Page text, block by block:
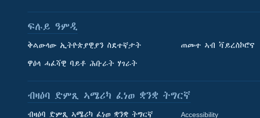
ትምህርቲ እንግሊዝኛ
ማሕበራዊ ገጻትና
ፍሉይ ዓምዲ
ቅልውላው ኢትዮጵያዊያን ስደተኛታት
ዋዕላ ሓፈሻዊ ባይቶ ሕቡራት ሃገራት
ጠመተ ኣብ ቫይረስኮሮና
ብዛዕባ ድምጺ ኣሜሪካ ፈነወ ቋንቋ ትግርኛ
ብዛዕባ ድምጺ ኣሜሪካ ፈነወ ቋንቋ ትግርኛ Accessibility